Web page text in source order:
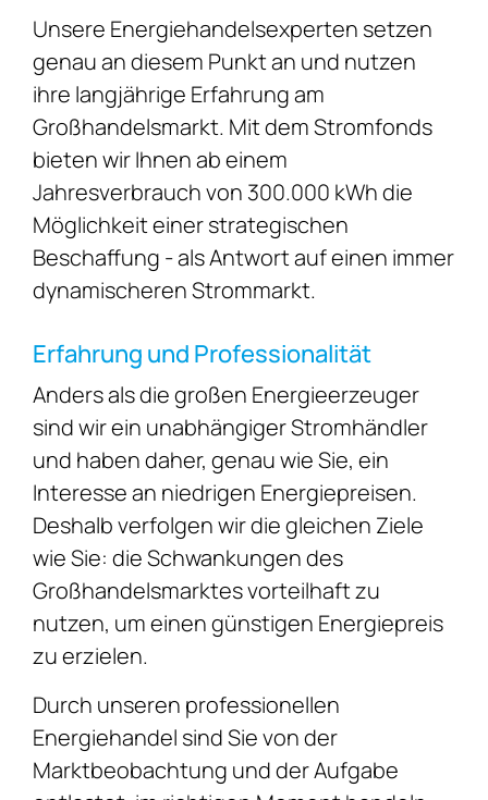
Unsere Energiehandelsexperten setzen
genau an diesem Punkt an und nutzen
ihre langjährige Erfahrung am
Großhandelsmarkt. Mit dem Stromfonds
bieten wir Ihnen ab einem
Jahresverbrauch von 300.000 kWh die
Möglichkeit einer strategischen
Beschaffung - als Antwort auf einen immer
dynamischeren Strommarkt.
Erfahrung und Professionalität
Anders als die großen Energieerzeuger
sind wir ein unabhängiger Stromhändler
und haben daher, genau wie Sie, ein
Interesse an niedrigen Energiepreisen.
Deshalb verfolgen wir die gleichen Ziele
wie Sie: die Schwankungen des
Großhandelsmarktes vorteilhaft zu
nutzen, um einen günstigen Energiepreis
zu erzielen.
Durch unseren professionellen
Energiehandel sind Sie von der
Marktbeobachtung und der Aufgabe